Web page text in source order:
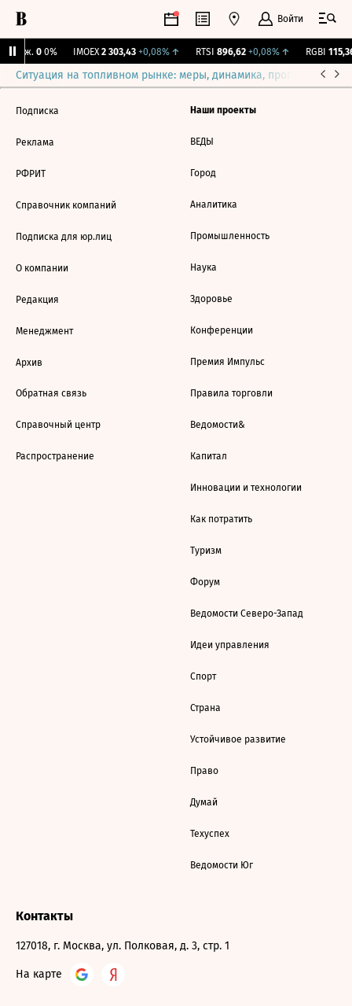
Войти
Бирж. 0 0% IMOEX 2 303,43 +0,08%↑ RTSI 896,62 +0,08%↑ RGBI 115,36
Ситуация на топливном рынке: меры, динамика, прогнозы
Подписка
Реклама
РФРИТ
Справочник компаний
Подписка для юр.лиц
О компании
Редакция
Менеджмент
Архив
Обратная связь
Справочный центр
Распространение
Наши проекты
ВЕДЫ
Город
Аналитика
Промышленность
Наука
Здоровье
Конференции
Премия Импульс
Правила торговли
Ведомости&
Капитал
Инновации и технологии
Как потратить
Туризм
Форум
Ведомости Северо-Запад
Идеи управления
Спорт
Страна
Устойчивое развитие
Право
Думай
Техуспех
Ведомости Юг
Контакты
127018, г. Москва, ул. Полковая, д. 3, стр. 1
На карте